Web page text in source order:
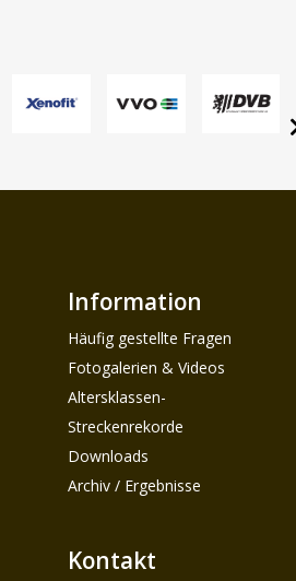
Information
Häufig gestellte Fragen
Fotogalerien & Videos
Altersklassen-
Streckenrekorde
Downloads
Archiv / Ergebnisse
Kontakt